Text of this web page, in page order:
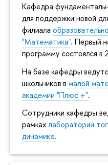
Кафедра
для поддержки новой
филиала
"Математика". Первый
программу состоялся в
На базе кафедры
школьников в малой
академии "Плюс +".
Сотрудники кафедры
рамкахлаборатории
динамике.